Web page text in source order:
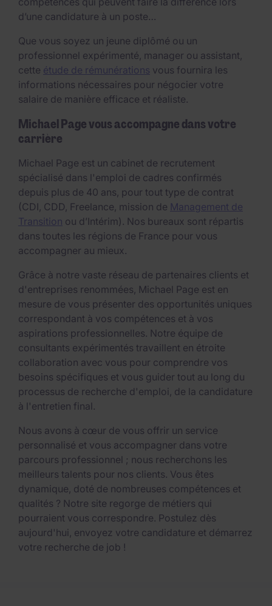
d’une candidature à un poste…
Que vous soyez un jeune diplômé ou un
professionnel expérimenté, manager ou assistant,
cette étude de rémunérations vous fournira les
informations nécessaires pour négocier votre
salaire de manière efficace et réaliste.
Michael Page vous accompagne dans votre
carrière
Michael Page est un cabinet de recrutement
spécialisé dans l'emploi de cadres confirmés
depuis plus de 40 ans, pour tout type de contrat
(CDI, CDD, Freelance, mission de Management de
Transition ou d’Intérim). Nos bureaux sont répartis
dans toutes les régions de France pour vous
accompagner au mieux.
Grâce à notre vaste réseau de partenaires clients et
d'entreprises renommées, Michael Page est en
mesure de vous présenter des opportunités uniques
correspondant à vos compétences et à vos
aspirations professionnelles. Notre équipe de
consultants expérimentés travaillent en étroite
collaboration avec vous pour comprendre vos
besoins spécifiques et vous guider tout au long du
processus de recherche d'emploi, de la candidature
à l'entretien final.
Nous avons à cœur de vous offrir un service
personnalisé et vous accompagner dans votre
parcours professionnel ; nous recherchons les
meilleurs talents pour nos clients. Vous êtes
dynamique, doté de nombreuses compétences et
qualités ? Notre site regorge de métiers qui
pourraient vous correspondre. Postulez dès
aujourd'hui, envoyez votre candidature et démarrez
votre recherche de job !